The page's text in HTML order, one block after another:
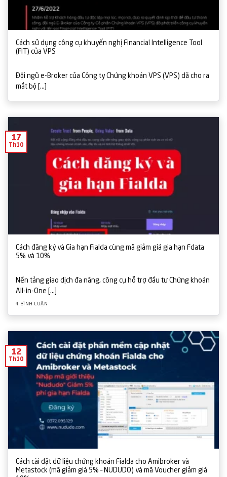
Cách sử dụng công cụ khuyến nghị Financial Intelligence Tool
(FIT) của VPS
Đội ngũ e-Broker của Công ty Chứng khoán VPS (VPS) dã cho ra
mắt bộ [...]
Cách đăng ký và Gia hạn Fialda cùng mã giảm giá gia hạn Fdata
5% và 10%
Nền tảng giao dịch đa năng, công cụ hỗ trợ đầu tư Chứng khoán
All-in-One [...]
4 BÌNH LUẬN
17
Th10
Cách cài đặt dữ liệu chứng khoán Fialda cho Amibroker và
Metastock (mã giảm giá 5% – NUDUDO) và mã Voucher giảm giá
12
Th10